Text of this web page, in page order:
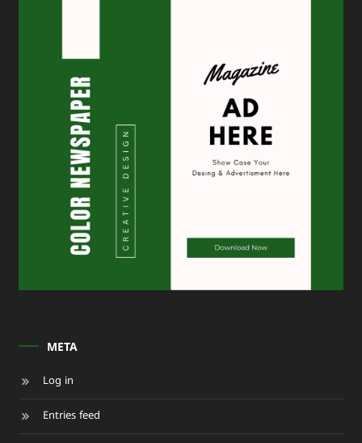
META
Log in
Entries feed